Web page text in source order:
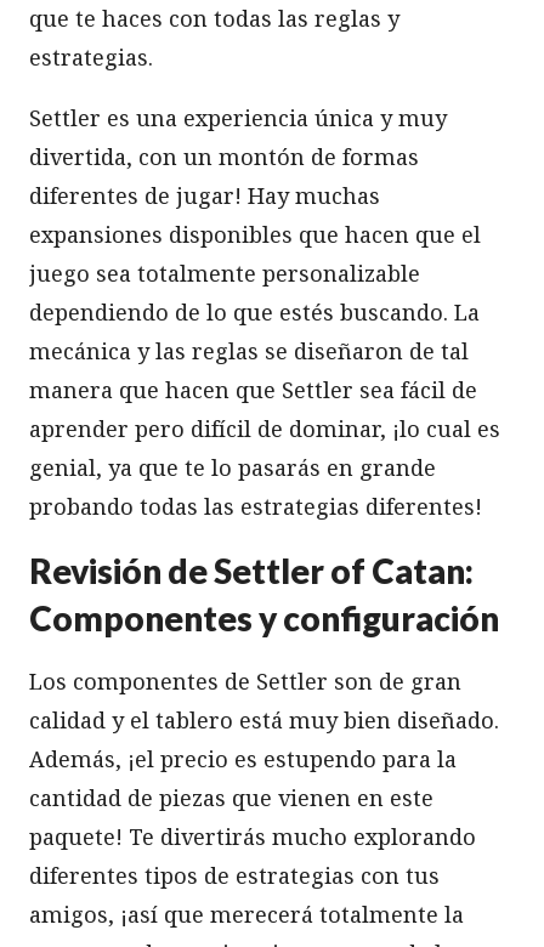
que te haces con todas las reglas y
estrategias.
Settler es una experiencia única y muy
divertida, con un montón de formas
diferentes de jugar! Hay muchas
expansiones disponibles que hacen que el
juego sea totalmente personalizable
dependiendo de lo que estés buscando. La
mecánica y las reglas se diseñaron de tal
manera que hacen que Settler sea fácil de
aprender pero difícil de dominar, ¡lo cual es
genial, ya que te lo pasarás en grande
probando todas las estrategias diferentes!
Revisión de Settler of Catan:
Componentes y configuración
Los componentes de Settler son de gran
calidad y el tablero está muy bien diseñado.
Además, ¡el precio es estupendo para la
cantidad de piezas que vienen en este
paquete! Te divertirás mucho explorando
diferentes tipos de estrategias con tus
amigos, ¡así que merecerá totalmente la